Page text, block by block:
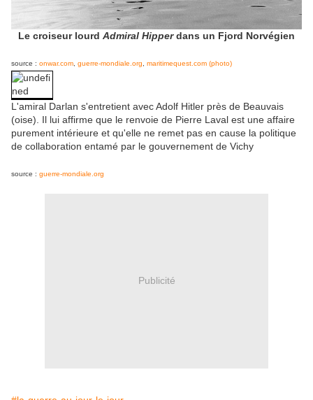
Le croiseur lourd Admiral Hipperdans un Fjord Norvégien
source : onwar.com guerre-mondiale.org maritimequest.com (photo)
L'amiral Darlan s'entretient avec Adolf Hitler près de Beauvais
(oise). Il lui affirme que le renvoie de Pierre Laval est une affaire
purement intérieure et qu'elle ne remet pas en cause la politique
de collaboration entamé par le gouvernement de Vichy
source : guerre-mondiale.org
Publicité